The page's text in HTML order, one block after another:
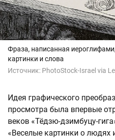
Фраза, написанная
картинки и слова
Источник: PhotoStock-Israel via
Идея графического
просмотра была впервые
веков «Тёдзю-дзимбуцу-
«Веселые картинки о людях